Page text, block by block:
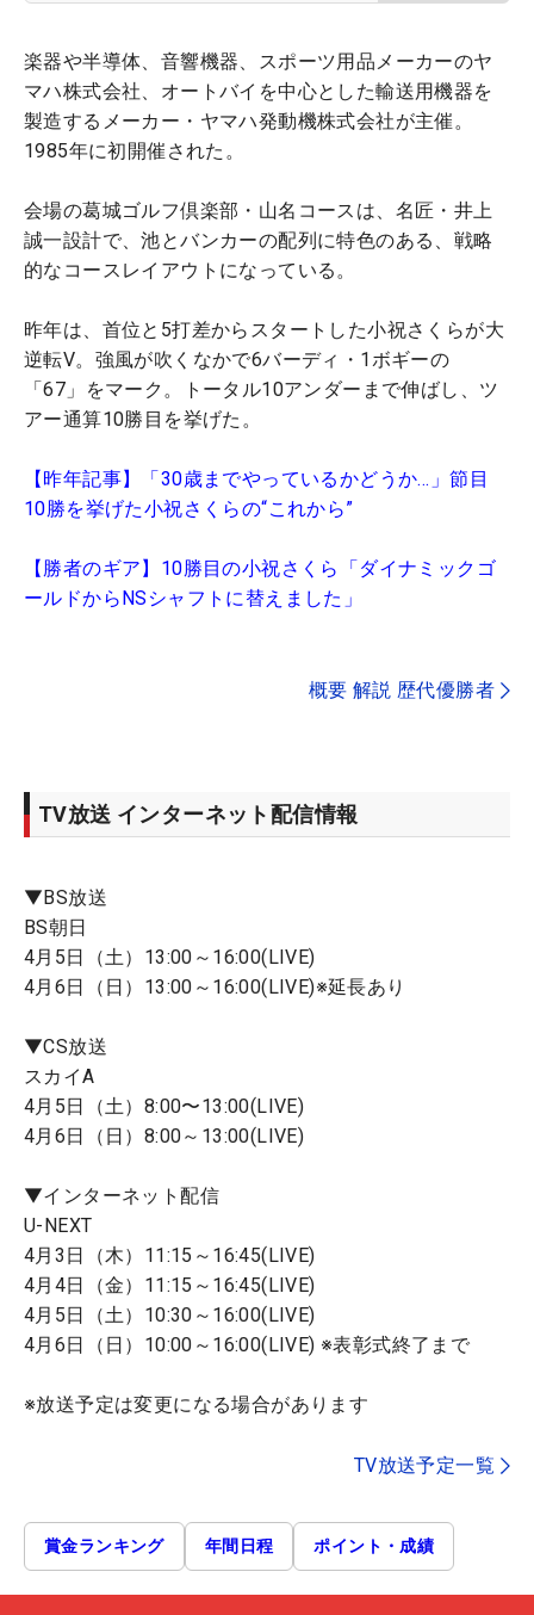
楽器や半導体、音響機器、スポーツ用品メーカーのヤ
マハ株式会社、オートバイを中心とした輸送用機器を
製造するメーカー・ヤマハ発動機株式会社が主催。
1985年に初開催された。
会場の葛城ゴルフ倶楽部・山名コースは、名匠・井上
誠一設計で、池とバンカーの配列に特色のある、戦略
的なコースレイアウトになっている。
昨年は、首位と5打差からスタートした小祝さくらが大
逆転V。強風が吹くなかで6バーディ・1ボギーの
「67」をマーク。トータル10アンダーまで伸ばし、ツ
アー通算10勝目を挙げた。
【昨年記事】「30歳までやっているかどうか…」節目
10勝を挙げた小祝さくらの“これから”
【勝者のギア】10勝目の小祝さくら「ダイナミックゴ
ールドからNSシャフトに替えました」
概要 解説 歴代優勝者
TV放送 インターネット配信情報
▼BS放送
BS朝日
4月5日（土）13:00～16:00(LIVE)
4月6日（日）13:00～16:00(LIVE)※延長あり
▼CS放送
スカイA
4月5日（土）8:00〜13:00(LIVE)
4月6日（日）8:00～13:00(LIVE)
▼インターネット配信
U-NEXT
4月3日（木）11:15～16:45(LIVE)
4月4日（金）11:15～16:45(LIVE)
4月5日（土）10:30～16:00(LIVE)
4月6日（日）10:00～16:00(LIVE) ※表彰式終了まで
※放送予定は変更になる場合があります
TV放送予定一覧
賞金ランキング 年間日程 ポイント・成績